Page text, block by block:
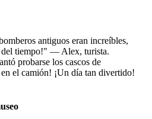
antiguos eran increíbles,
del tiempo!" — Alex, turista.
probarse los cascos de
el camión! ¡Un día tan divertido!